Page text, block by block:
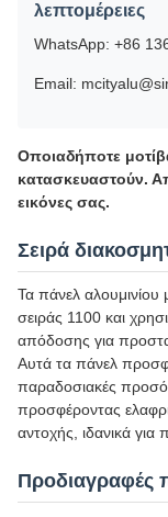
λεπτομέρειες
WhatsApp: +86
Email:
Οποιαδήποτε
κατασκευαστούν.
εικόνες σας.
Σειρά
Τα πάνελ αλουμινίου
σειράς 1100 και
απόδοσης για
Αυτά τα πάνελ
παραδοσιακές
προσφέροντας
αντοχής, ιδανικά για
Προδιαγραφές